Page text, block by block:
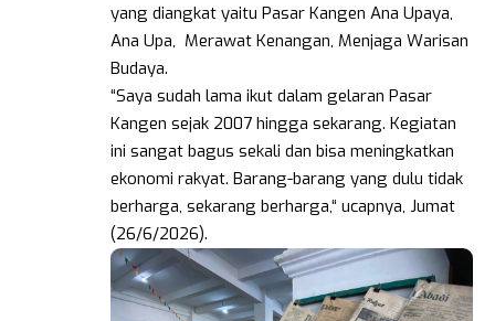
yang diangkat yaitu Pasar Kangen Ana Upaya,
Ana Upa, Merawat Kenangan, Menjaga Warisan
Budaya.
“Saya sudah lama ikut dalam gelaran Pasar
Kangen sejak 2007 hingga sekarang. Kegiatan
ini sangat bagus sekali dan bisa meningkatkan
ekonomi rakyat. Barang-barang yang dulu tidak
berharga, sekarang berharga,“ ucapnya, Jumat
(26/6/2026).